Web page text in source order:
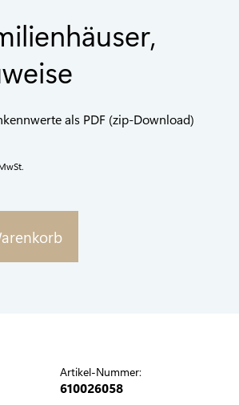
als PDF (zip-Download)
Artikel-Nummer:
610026058